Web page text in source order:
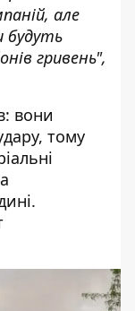
але
будуть
гривень",
вони
тому